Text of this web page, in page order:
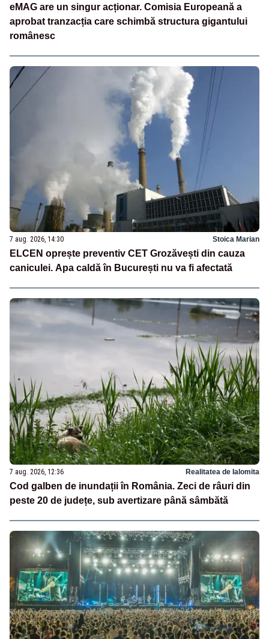
eMAG are un singur acționar. Comisia Europeană a
aprobat tranzacția care schimbă structura gigantului
românesc
7 aug. 2026, 14:30 Stoica Marian
ELCEN oprește preventiv CET Grozăvești din cauza
caniculei. Apa caldă în București nu va fi afectată
7 aug. 2026, 12:36 Realitatea de Ialomita
Cod galben de inundații în România. Zeci de râuri din
peste 20 de județe, sub avertizare până sâmbătă